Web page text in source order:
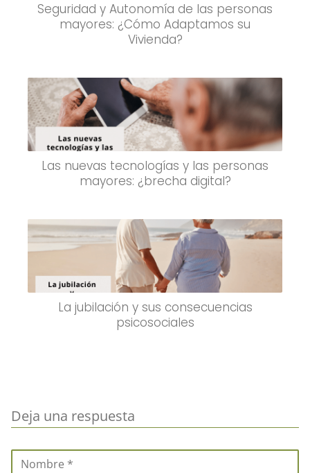
Seguridad y Autonomía de las personas
mayores: ¿Cómo Adaptamos su
Vivienda?
Las nuevas tecnologías y las personas
mayores: ¿brecha digital?
La jubilación y sus consecuencias
psicosociales
Deja una respuesta